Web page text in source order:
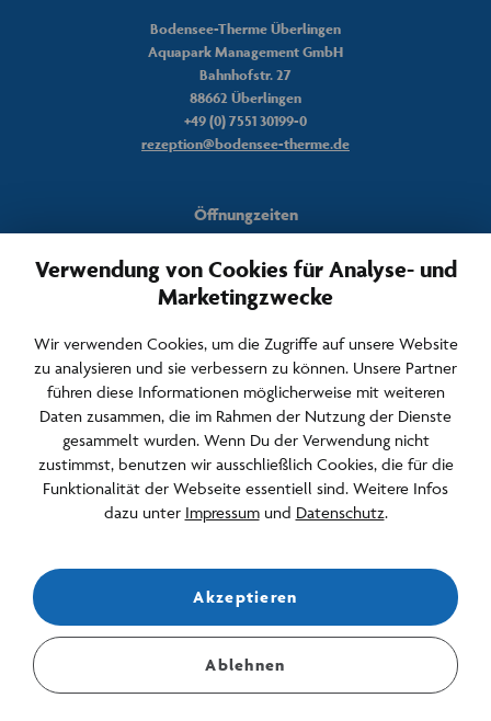
Bodensee-Therme Überlingen
Aquapark Management GmbH
Bahnhofstr. 27
88662 Überlingen
+49 (0) 7551 30199-0
rezeption@bodensee-therme.de
Öffnungzeiten
10 – 22 Uhr
Häufige Fragen & Kontakt
Newsletter & Archiv
Anfahrt & Parken
Jobs
Barrierefreiheit
Bleiben Sie über Events, Angebote und Aktuelles informiert.
E-Mail Adresse für den Newsletter
Verwendung von Cookies für Analyse- und
Marketingzwecke
Wir verwenden Cookies, um die Zugriffe auf unsere Website
zu analysieren und sie verbessern zu können. Unsere Partner
führen diese Informationen möglicherweise mit weiteren
Daten zusammen, die im Rahmen der Nutzung der Dienste
gesammelt wurden. Wenn Du der Verwendung nicht
zustimmst, benutzen wir ausschließlich Cookies, die für die
Funktionalität der Webseite essentiell sind. Weitere Infos
dazu unter Impressumund Datenschutz.
Akzeptieren
Ablehnen
Stelle mir eine Frage...
Hallo. Wie kann ich helfen?